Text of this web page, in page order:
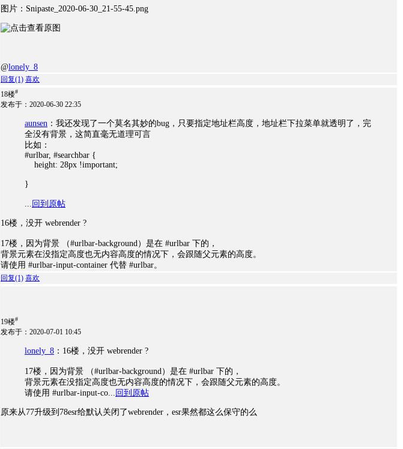
图片：Snipaste_2020-06-30_21-55-45.png
@lonely_8
回复(1) 喜欢
18楼#
发布于：2020-06-30 22:35
aunsen ：我还发现了一个莫名其妙的bug，只要指定地址栏高度，地址栏下拉菜单就透明了，完
全没有背景，这简直毫无道理可言
比如：
#urlbar, #searchbar {
height: 28px !important;
}
... 回到原帖
16楼，没开 webrender ?
17楼，因为背景 （#urlbar-background）是在 #urlbar 下的，
背景元素在没指定高度也无内容高度的情况下，会跟随父元素的高度。
请使用 #urlbar-input-container 代替 #urlbar。
回复(1) 喜欢
19楼#
发布于：2020-07-01 10:45
lonely_8 ：16楼，没开 webrender ?
17楼，因为背景 （#urlbar-background）是在 #urlbar 下的，
背景元素在没指定高度也无内容高度的情况下，会跟随父元素的高度。
请使用 #urlbar-input-co... 回到原帖
原来从77升级到78esr给默认关闭了webrender，esr果然都这么保守的么